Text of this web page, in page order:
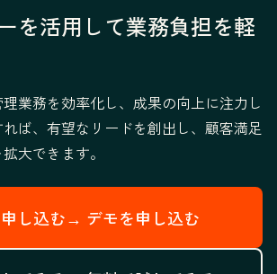
を活用して業務負担を軽
業務を効率化し、成果の向上に注力し
ば、有望なリードを創出し、顧客満足
大できます。
し込む→ デモを申し込む